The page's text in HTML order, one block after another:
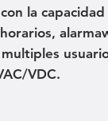
la
VDC.